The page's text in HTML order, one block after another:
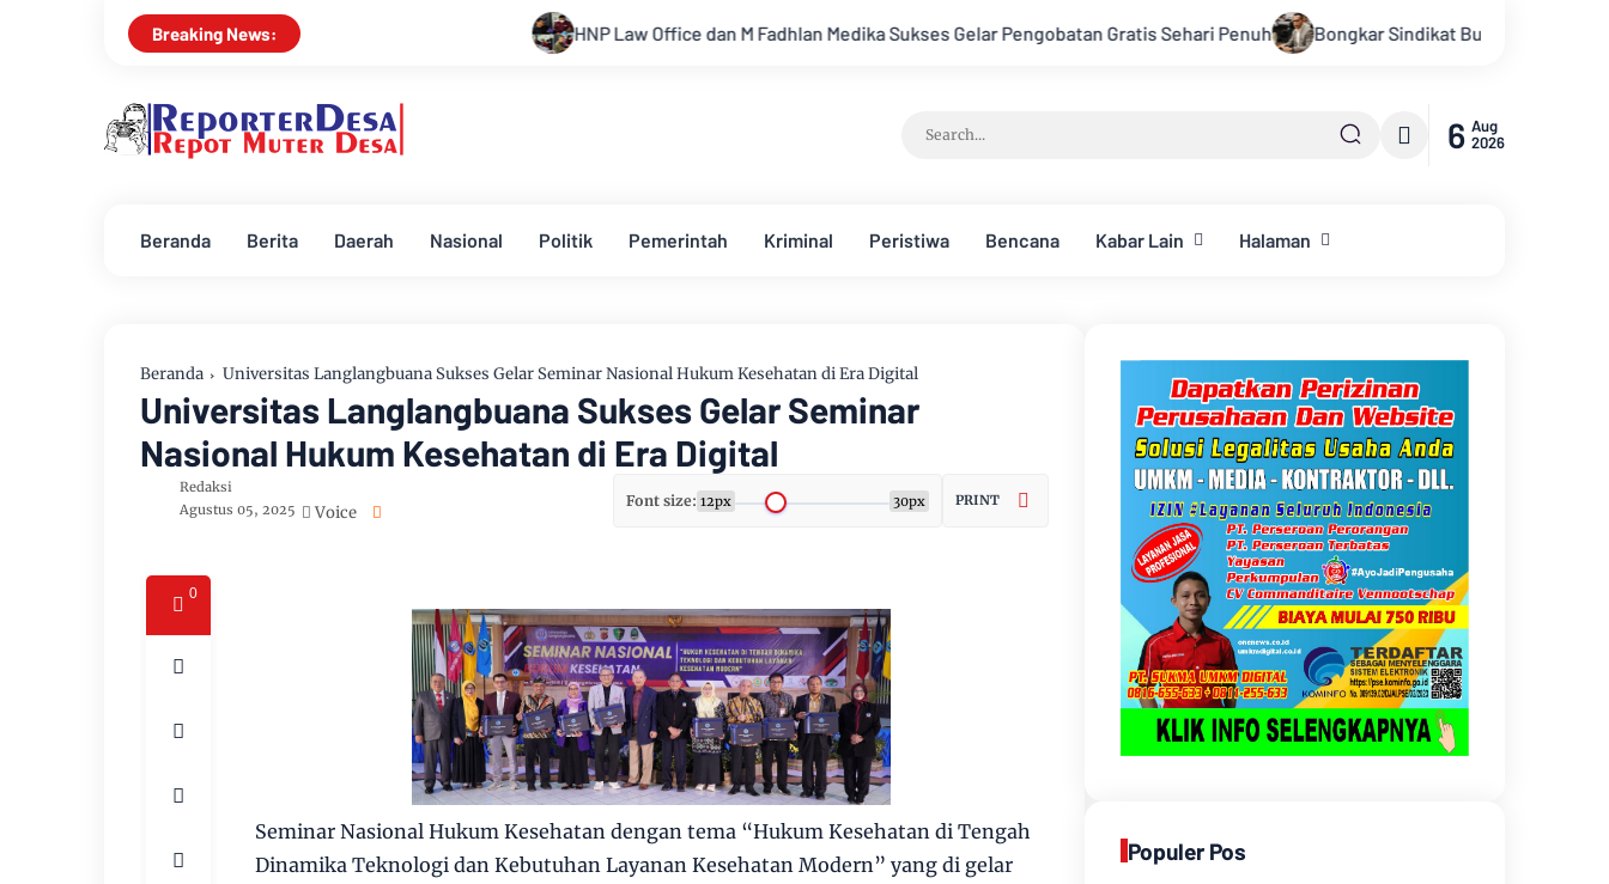
Breaking News: HNP Law Office dan M Fadhlan Medika Sukses Gelar Pengobatan Gratis Sehari Penuh Bongkar Sindikat Buzzer Penyebar Hoax, Tasrif M. Saleh
6 Aug
2026
Beranda Berita Daerah Nasional Politik Pemerintah Kriminal Peristiwa Bencana Kabar Lain Halaman
Beranda Universitas Langlangbuana Sukses Gelar Seminar Nasional Hukum Kesehatan di Era Digital
Universitas Langlangbuana Sukses Gelar Seminar
Nasional Hukum Kesehatan di Era Digital
Redaksi
Agustus 05, 2025
Voice
Font size: 12px 30px PRINT
0
Seminar Nasional Hukum Kesehatan dengan tema “Hukum Kesehatan di Tengah
Dinamika Teknologi dan Kebutuhan Layanan Kesehatan Modern” yang di gelar
Populer Pos